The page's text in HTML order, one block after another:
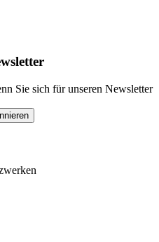
Sie sich für unseren Newsletter